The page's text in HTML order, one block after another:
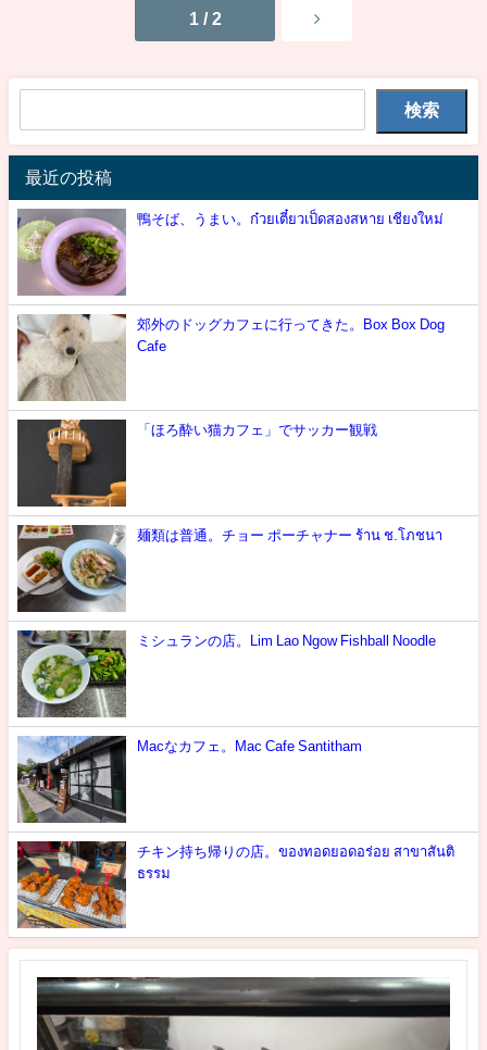
1 / 2
検索
最近の投稿
鴨そば、うまい。ก๋วยเตี๋ยวเป็ดสองสหาย เชียงใหม่
郊外のドッグカフェに行ってきた。Box Box Dog
Cafe
「ほろ酔い猫カフェ」でサッカー観戦
麺類は普通。チョー ポーチャナー ร้าน ช.โภชนา
ミシュランの店。Lim Lao Ngow Fishball Noodle
Macなカフェ。Mac Cafe Santitham
チキン持ち帰りの店。ของทอดยอดอร่อย สาขาสันติ
ธรรม